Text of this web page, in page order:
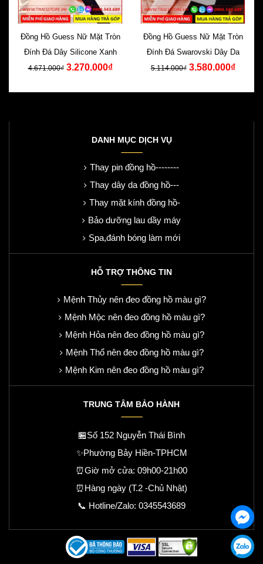
Đồng Hồ Guess Nữ Mặt Tròn
Đính Đá Dây Silicone Xanh
4.671.000₫ 3.270.000₫
Đồng Hồ Guess Nữ Mặt Tròn
Đính Đá Swarovski Dây Da
5.114.000₫ 3.580.000₫
DANH MỤC DỊCH VỤ
Thay pin đồng hồ--------
Thay dây da đồng hồ---
Thay mặt kính đồng hồ-
Bảo dưỡng lau dầy máy
Spa,đánh bóng làm mới
HỖ TRỢ THÔNG TIN
Mệnh Thủy nên đeo đồng hồ màu gì?
Mệnh Mộc nên đeo đồng hồ màu gì?
Mệnh Hỏa nên đeo đồng hồ màu gì?
Mệnh Thổ nên đeo đồng hồ màu gì?
Mệnh Kim nên đeo đồng hồ màu gì?
TRUNG TÂM BẢO HÀNH
🏪Số 152 Nguyễn Thái Bình
✨Phường Bảy Hiền-TPHCM
⏰Giờ mở cửa: 09h00-21h00
⏰Hàng ngày (T.2 -Chủ Nhật)
📞 Hotline/Zalo: 0345543689